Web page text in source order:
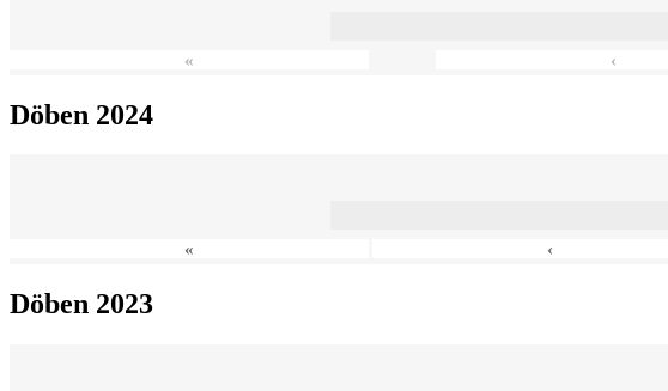
« ‹
Döben 2024
« ‹
Döben 2023